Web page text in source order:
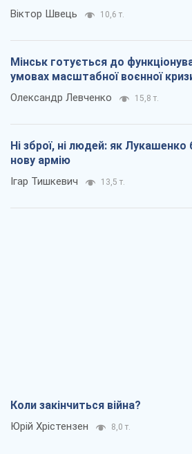
Віктор Швець 10,6 т.
Мінськ готується до
умовах масштабної воєнної
Олександр Левченко 15,8 т.
Ні зброї, ні людей: як Лукашенко
нову армію
Ігар Тишкевич 13,5 т.
Коли закінчиться війна?
Юрій Хрістензен 8,0 т.